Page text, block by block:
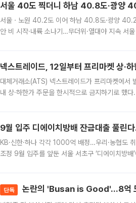
서울 40도 찍더니 하남 40.8도·광양
서울ㆍ노원 40.2도 이어 하남 40.8도·광양
안 비 시작·내륙 소나기…무더위·열대야 지속 서
넥스트레이드, 12일부터 프리마켓 상·하
대체거래소(ATS) 넥스트레이드가 프리마켓에서
내 상·하한가 주문을 한시적으로 금지하기로 했
9월 입주 디에이치방배 잔금대출 풀린
KB·신한·하나 각각 1000억 배정…우리·농협도
조정 9월 입주를 앞둔 서울 서초구 ‘디에이치방
단독 논란의 'Busan is Good'…8억